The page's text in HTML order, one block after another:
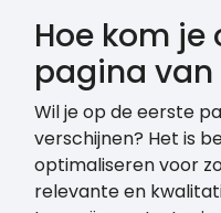
Hoe kom je
pagina van
Wil je op de eerste
verschijnen? Het is
optimaliseren voor
relevante en